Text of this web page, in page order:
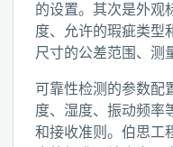
的设置。其次是外观
度、允许的瑕疵类型
尺寸的公差范围、测
可靠性检测的参数配
度、湿度、振动频率
和接收准则。伯思工